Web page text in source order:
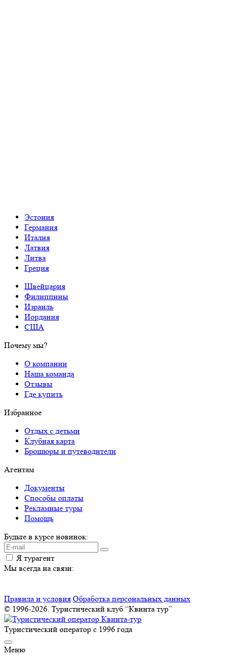
Эстония
Германия
Италия
Латвия
Литва
Греция
Швейцария
Филиппины
Израиль
Иордания
США
Почему мы?
О компании
Наша команда
Отзывы
Где купить
Избранное
Отдых с детьми
Клубная карта
Брошюры и путеводители
Агентам
Документы
Способы оплаты
Рекламные туры
Помощь
Будьте в курсе новинок:
Я турагент
Мы всегда на связи:
Правила и условия Обработка персональных данных
© 1996-2026. Туристический клуб “Квинта тур”
Туристический оператор с 1996 года
Меню